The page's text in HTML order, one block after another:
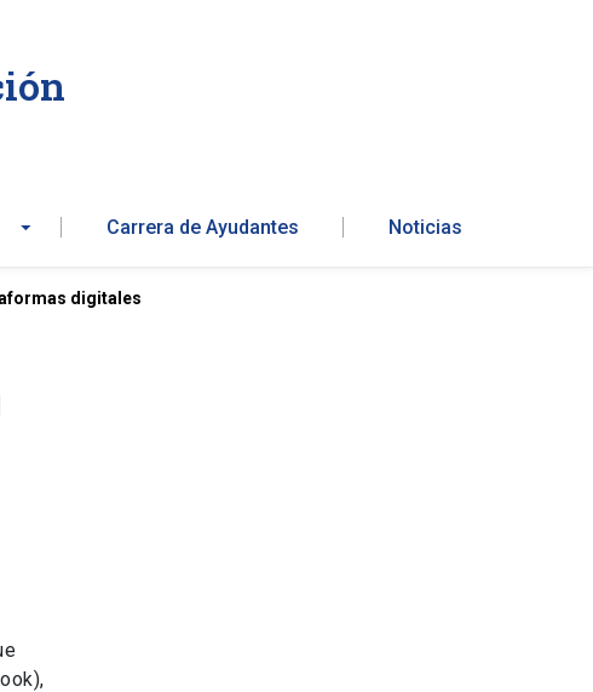
Carrera de Ayudantes Noticias
digitales